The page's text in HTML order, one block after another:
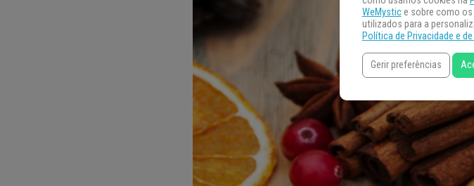
WeMystice sobre como os
utilizados para a
Política de Privacidade e
Gerir preferências